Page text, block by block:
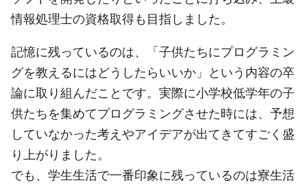
情報処理士の資格取得も目指しました。
記憶に残っているのは、「子供たちにプログラミン
グを教えるにはどうしたらいいか」という内容の卒
論に取り組んだことです。実際に小学校低学年の子
供たちを集めてプログラミングさせた時には、予想
していなかった考えやアイデアが出てきてすごく盛
り上がりました。
でも、学生生活で一番印象に残っているのは寮生活